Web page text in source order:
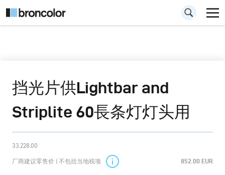
挡光片供Lightbar and
Striplite 60長条灯灯头用
33.228.00
厂商建议零售价 | 不包括当地税项 852.00 EUR